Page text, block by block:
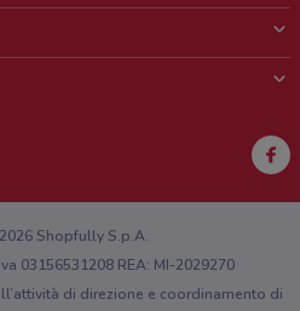
o sull'app?
Shopfully S.p.A.
03156531208 REA: MI-2029270
di direzione e coordinamento di